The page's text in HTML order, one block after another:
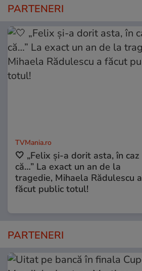
PARTENERI
TVMania.ro
🤍 „Felix și-a dorit asta, în caz
că…” La exact un an de la
tragedie, Mihaela Rădulescu a
făcut public totul!
PARTENERI